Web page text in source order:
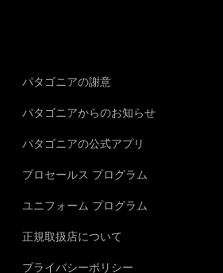
パタゴニアの謝意
パタゴニアからのお知らせ
パタゴニアの公式アプリ
プロセールス プログラム
ユニフォーム プログラム
正規取扱店について
プライバシーポリシー